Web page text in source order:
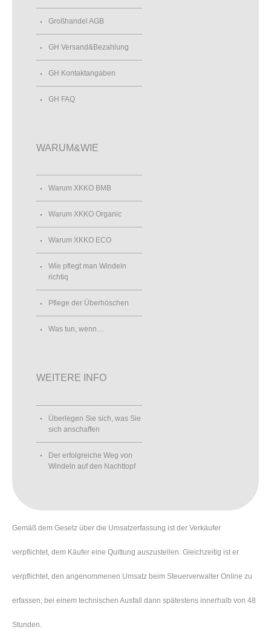
Großhandel AGB
GH Versand&Bezahlung
GH Kontaktangaben
GH FAQ
WARUM&WIE
Warum XKKO BMB
Warum XKKO Organic
Warum XKKO ECO
Wie pflegt man Windeln
richtiq
Pflege der Überhöschen
Was tun, wenn…
WEITERE INFO
Überlegen Sie sich, was Sie
sich anschaffen
Der erfolgreiche Weg von
Windeln auf den Nachttopf
Gemäß dem Gesetz über die Umsatzerfassung ist der Verkäufer
verpflichtet, dem Käufer eine Quittung auszustellen. Gleichzeitig ist er
verpflichtet, den angenommenen Umsatz beim Steuerverwalter Online zu
erfassen; bei einem technischen Ausfall dann spätestens innerhalb von 48
Stunden.